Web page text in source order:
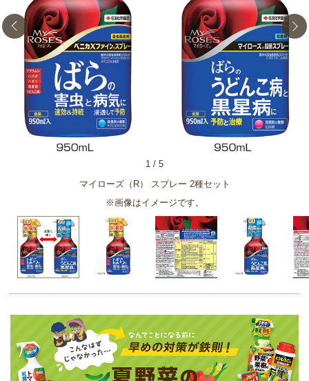
マイローズ（R） スプレー 2種セット
※画像はイメージです。
1 / 5